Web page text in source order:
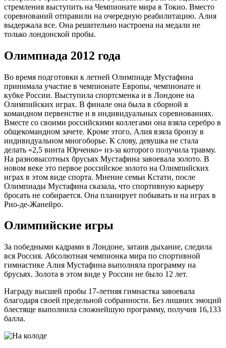
стремления выступить на Чемпионате мира в Токио. Вместо
соревнований отправили на очередную реабилитацию. Алия
выдержала все. Она решительно настроена на медали не
только лондонской пробы.
Олимпиада 2012 года
Во время подготовки к летней Олимпиаде Мустафина
принимала участие в чемпионате Европы, чемпионате и
кубке России. Выступила спортсменка и в Лондоне на
Олимпийских играх. В финале она была в сборной в
командном первенстве и в индивидуальных соревнованиях.
Вместе со своими российскими коллегами она взяла серебро в
общекомандном зачете. Кроме этого, Алия взяла бронзу в
индивидуальном многоборье. К слову, девушка не стала
делать «2,5 винта Юрченко» из-за которого получила травму.
На разновысотных брусьях Мустафина завоевала золото. В
новом веке это первое российское золото на Олимпийских
играх в этом виде спорта. Мнение семьи Кстати, после
Олимпиады Мустафина сказала, что спортивную карьеру
бросать не собирается. Она планирует побывать и на играх в
Рио-де-Жанейро.
Олимпийские игры
За победными кадрами в Лондоне, затаив дыхание, следила
вся Россия. Абсолютная чемпионка мира по спортивной
гимнастике Алия Мустафина выполняла программу на
брусьях. Золота в этом виде у России не было 12 лет.
Награду высшей пробы 17-летняя гимнастка завоевала
благодаря своей предельной собранности. Без лишних эмоций
блестяще выполнила сложнейшую программу, получив 16,133
балла.